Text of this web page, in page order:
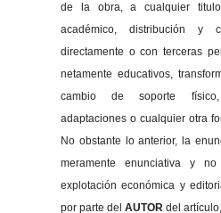
de la obra, a cualquier
académico, distribución y
directamente o con terceras
netamente educativos,
cambio de soporte físico,
adaptaciones o cualquier otra
No obstante lo anterior, la
meramente enunciativa y
explotación económica y
por parte del AUTORdel